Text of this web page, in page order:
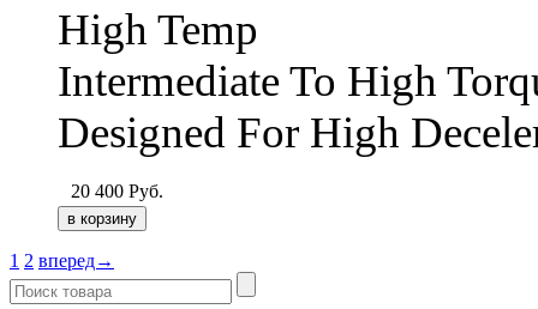
High Temp
Intermediate To High
Designed For High
20 400 Руб.
1 2 вперед→